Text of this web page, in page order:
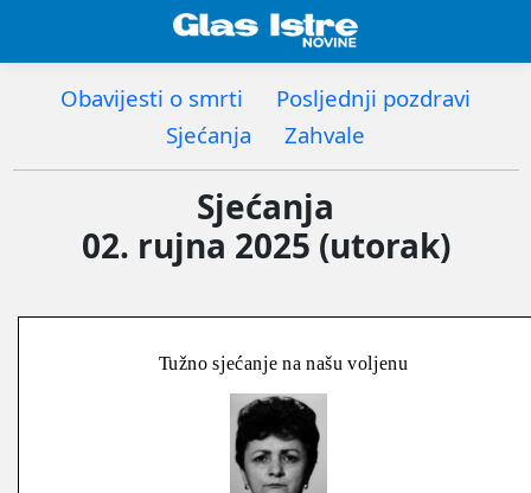
Obavijesti o smrti
Posljednji pozdravi
Sjećanja
Zahvale
Sjećanja
02. rujna 2025 (utorak)
Tužno sjećanje na našu voljenu